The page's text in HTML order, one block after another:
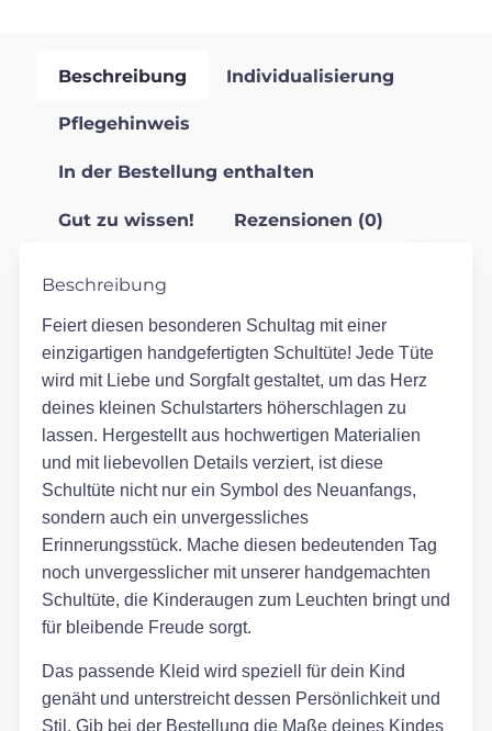
Beschreibung Individualisierung
Pflegehinweis
In der Bestellung enthalten
Gut zu wissen! Rezensionen (0)
Beschreibung
Feiert diesen besonderen Schultag mit einer
einzigartigen handgefertigten Schultüte! Jede Tüte
wird mit Liebe und Sorgfalt gestaltet, um das Herz
deines kleinen Schulstarters höherschlagen zu
lassen. Hergestellt aus hochwertigen Materialien
und mit liebevollen Details verziert, ist diese
Schultüte nicht nur ein Symbol des Neuanfangs,
sondern auch ein unvergessliches
Erinnerungsstück. Mache diesen bedeutenden Tag
noch unvergesslicher mit unserer handgemachten
Schultüte, die Kinderaugen zum Leuchten bringt und
für bleibende Freude sorgt.
Das passende Kleid wird speziell für dein Kind
genäht und unterstreicht dessen Persönlichkeit und
Stil. Gib bei der Bestellung die Maße deines Kindes